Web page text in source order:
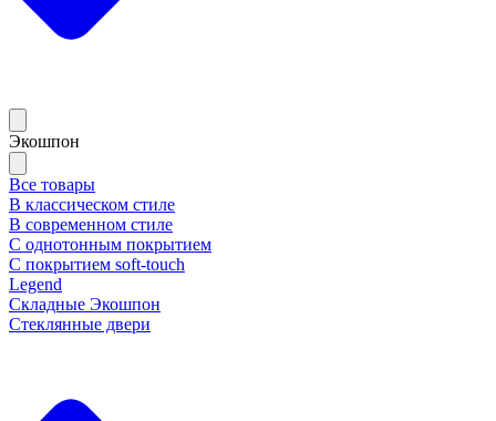
Экошпон
Все товары
В классическом стиле
В современном стиле
С однотонным покрытием
С покрытием soft-touch
Legend
Складные Экошпон
Стеклянные двери